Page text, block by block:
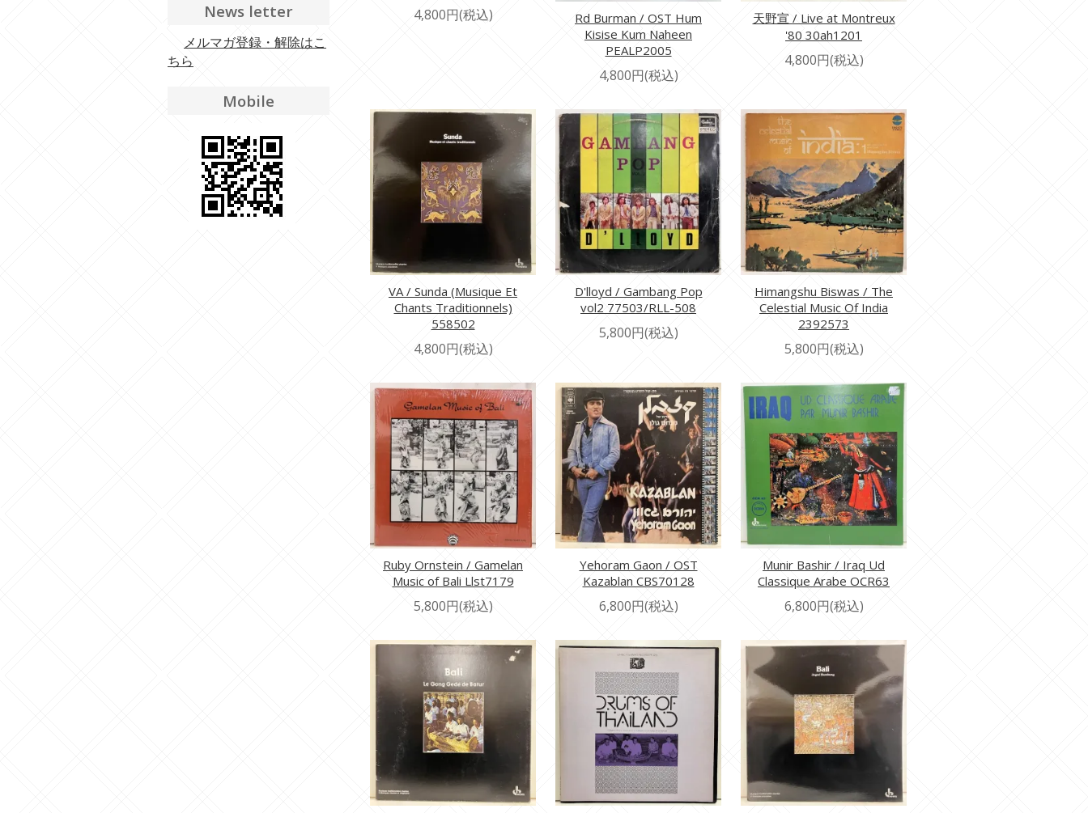
4,800円(税込)
Rd Burman / OST Hum
Kisise Kum Naheen
PEALP2005
4,800円(税込)
天野宣 / Live at Montreux
'80 30ah1201
4,800円(税込)
VA / Sunda (Musique Et
Chants Traditionnels)
558502
4,800円(税込)
D'lloyd / Gambang Pop
vol2 77503/RLL-508
5,800円(税込)
Himangshu Biswas / The
Celestial Music Of India
2392573
5,800円(税込)
Ruby Ornstein / Gamelan
Music of Bali Llst7179
5,800円(税込)
Yehoram Gaon / OST
Kazablan CBS70128
6,800円(税込)
Munir Bashir / Iraq Ud
Classique Arabe OCR63
6,800円(税込)
News letter
メルマガ登録・解除はこ
ちら
Mobile